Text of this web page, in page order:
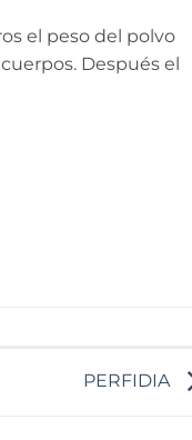
el peso del polvo
Después el
PERFIDIA